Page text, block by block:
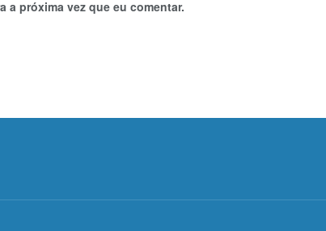
a próxima vez que eu comentar.